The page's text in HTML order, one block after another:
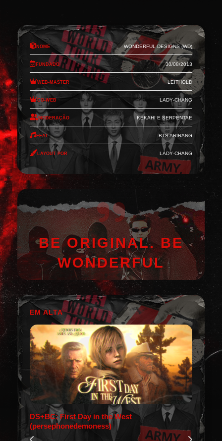
Nome Wonderful Designs (WD)
Fundado 30/08/2013
Web-Master Leithold
Co-Web Lady-Chang
Moderação Kekahi e Serpentae
Feat BTS Arirang
Layout por Lady-Chang
BE ORIGINAL. BE
WONDERFUL
EM ALTA
DS+BC: First Day in the West
(persephonedemoness)